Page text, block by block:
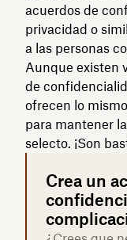
acuerdos de
privacidad o
a las personas
Aunque existen
de
ofrecen lo
para mantener
selecto. ¡Son
Crea un